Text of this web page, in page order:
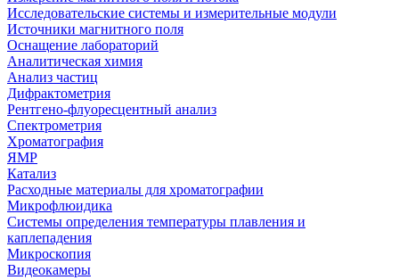
Исследовательские системы и измерительные модули
Источники магнитного поля
Оснащение лабораторий
Аналитическая химия
Анализ частиц
Дифрактометрия
Рентгено-флуоресцентный анализ
Спектрометрия
Хроматография
ЯМР
Катализ
Расходные материалы для хроматографии
Микрофлюидика
Системы определения температуры плавления и
каплепадения
Микроскопия
Видеокамеры